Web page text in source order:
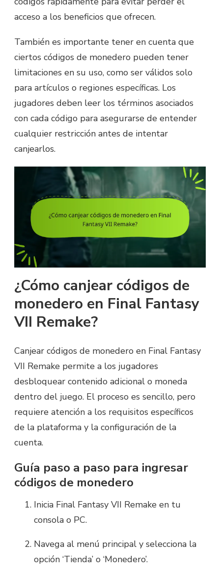
acceso a los beneficios que ofrecen.
También es importante tener en cuenta que
ciertos códigos de monedero pueden tener
limitaciones en su uso, como ser válidos solo
para artículos o regiones específicas. Los
jugadores deben leer los términos asociados
con cada código para asegurarse de entender
cualquier restricción antes de intentar
canjearlos.
¿Cómo canjear códigos de
monedero en Final Fantasy
VII Remake?
Canjear códigos de monedero en Final Fantasy
VII Remake permite a los jugadores
desbloquear contenido adicional o moneda
dentro del juego. El proceso es sencillo, pero
requiere atención a los requisitos específicos
de la plataforma y la configuración de la
cuenta.
Guía paso a paso para ingresar
códigos de monedero
Inicia Final Fantasy VII Remake en tu
consola o PC.
Navega al menú principal y selecciona la
opción ‘Tienda’ o ‘Monedero’.